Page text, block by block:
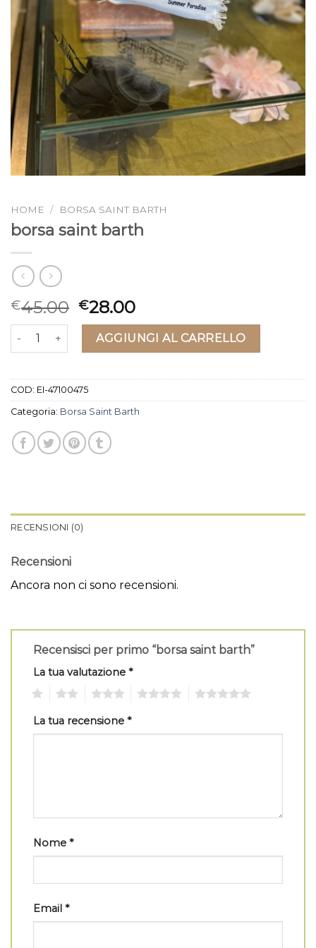
HOME / BORSA SAINT BARTH
borsa saint barth
€45.00 €28.00
borsa saint barth quantitàAGGIUNGI AL CARRELLO
COD: EI-47100475
Categoria: Borsa Saint Barth
RECENSIONI (0)
Recensioni
Ancora non ci sono recensioni.
Recensisci per primo “borsa saint barth”
La tua valutazione *
La tua recensione *
Nome *
Email *